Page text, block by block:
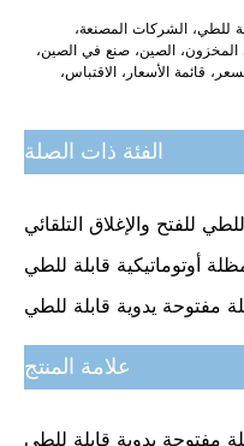
قابلة للطي، الشركات المصنعة،
الصين، صنع في الصين،
قائمة الأسعار، الاقتباس،
الفئة ذات الصلة
للفتح والإغلاق التلقائي
أوتوماتيكية قابلة للطي
مفتوحة يدوية قابلة للطي
علامة المنتج